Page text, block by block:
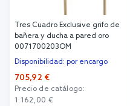
Tres Cuadro Exclusive grifo de
bañera y ducha a pared oro
0071700203OM
Disponibilidad: por encargo
705,92 €
Precio de catálogo:
1.162,00 €